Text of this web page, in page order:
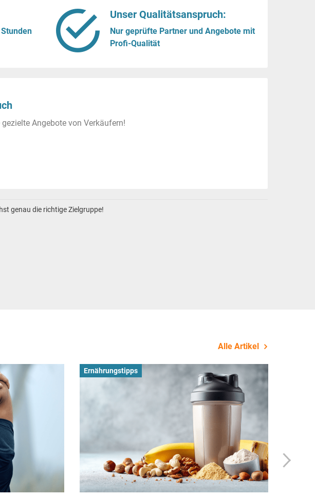
Unser Qualitätsanspruch:
Nur geprüfte Partner und Angebote mit
Profi-Qualität
Angebote von Verkäufern!
genau die richtige Zielgruppe!
Alle Artikel
Ernährungstipps